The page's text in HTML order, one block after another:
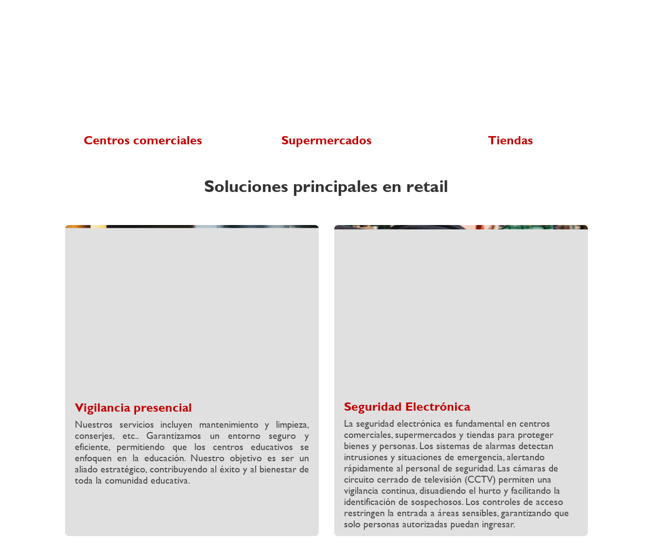
Centros comerciales Supermercados Tiendas
Soluciones principales en retail
Vigilancia presencial
Nuestros servicios incluyen mantenimiento y limpieza,
conserjes, etc.. Garantizamos un entorno seguro y
eficiente, permitiendo que los centros educativos se
enfoquen en la educación. Nuestro objetivo es ser un
aliado estratégico, contribuyendo al éxito y al bienestar de
toda la comunidad educativa.
Seguridad Electrónica
La seguridad electrónica es fundamental en centros
comerciales, supermercados y tiendas para proteger
bienes y personas. Los sistemas de alarmas detectan
intrusiones y situaciones de emergencia, alertando
rápidamente al personal de seguridad. Las cámaras de
circuito cerrado de televisión (CCTV) permiten una
vigilancia continua, disuadiendo el hurto y facilitando la
identificación de sospechosos. Los controles de acceso
restringen la entrada a áreas sensibles, garantizando que
solo personas autorizadas puedan ingresar.